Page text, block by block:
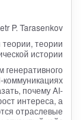
P. Tarasenkov
теории
истории
генеративного
коммуникациях
почему AI-
интереса, а
отраслевые